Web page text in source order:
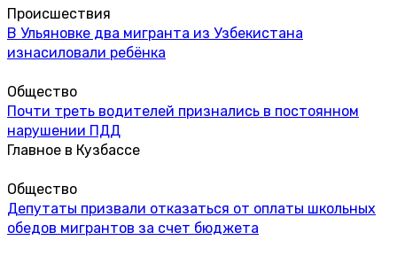
Происшествия
В Ульяновке два мигранта из Узбекистана
изнасиловали ребёнка
Общество
Почти треть водителей признались в постоянном
нарушении ПДД
Главное в Кузбассе
Общество
Депутаты призвали отказаться от оплаты школьных
обедов мигрантов за счет бюджета